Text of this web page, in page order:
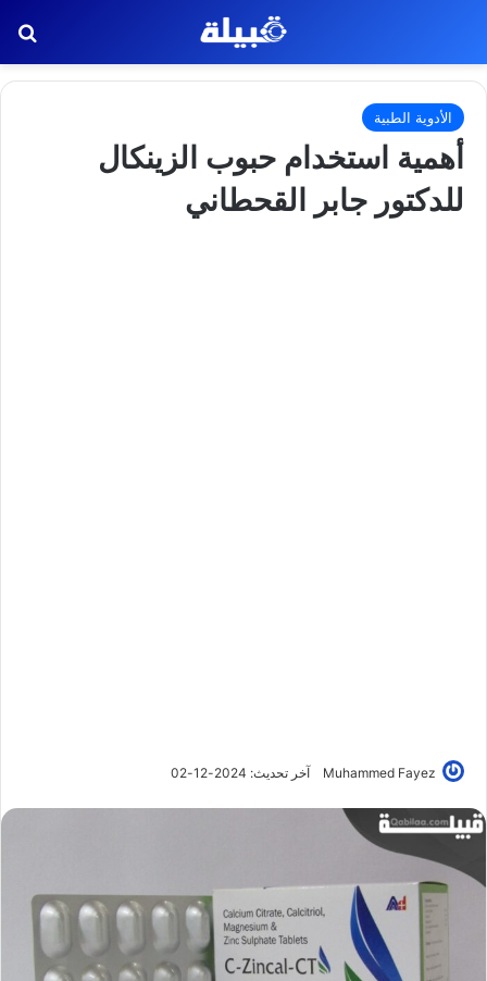
الأدوية الطبية
أهمية استخدام حبوب الزينكال
للدكتور جابر القحطاني
Muhammed Fayez آخر تحديث: 2024-12-02